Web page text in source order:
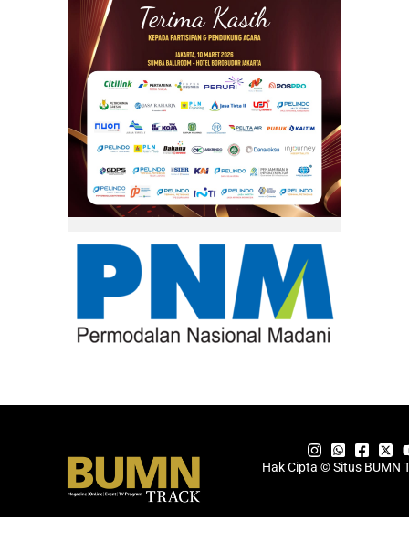
Hak Cipta © Situs BUMN